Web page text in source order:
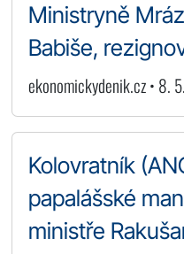
Ministryně
Babiše,
ekonomickydenik.cz • 8.
Kolovratník
papalášské
ministře